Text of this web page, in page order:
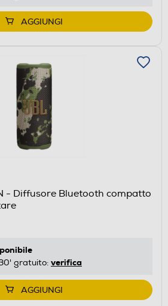
AGGIUNGI
- Diffusore Bluetooth compatto
gratuito: verifica
AGGIUNGI